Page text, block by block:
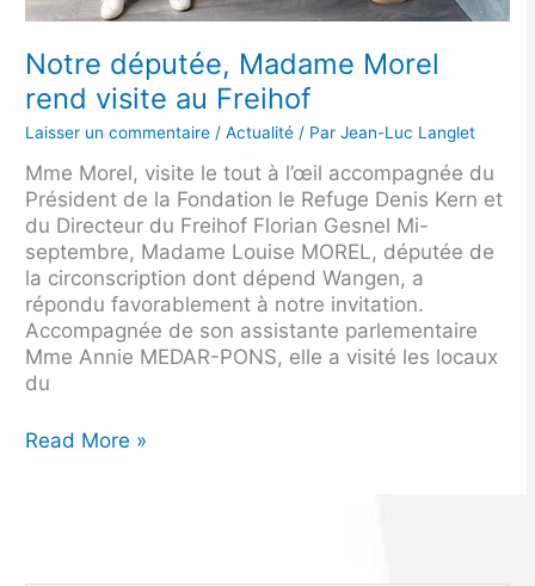
Notre députée, Madame Morel
rend visite au Freihof
Laisser un commentaire /Actualité / ParJean-Luc Langlet
Mme Morel, visite le tout à l’œil accompagnée du
Président de la Fondation le Refuge Denis Kern et
du Directeur du Freihof Florian Gesnel Mi-
septembre, Madame Louise MOREL, députée de
la circonscription dont dépend Wangen, a
répondu favorablement à notre invitation.
Accompagnée de son assistante parlementaire
Mme Annie MEDAR-PONS, elle a visité les locaux
du
Read More »